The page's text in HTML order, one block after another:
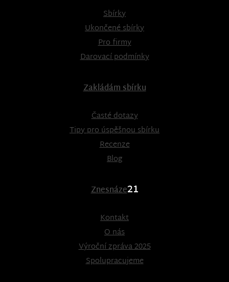
Sbírky
Ukončené sbírky
Pro firmy
Darovací podmínky
Zakládám sbírku
Časté dotazy
Tipy pro úspěšnou sbírku
Recenze
Blog
Znesnáze21
Kontakt
O nás
Výroční zpráva 2025
Spolupracujeme